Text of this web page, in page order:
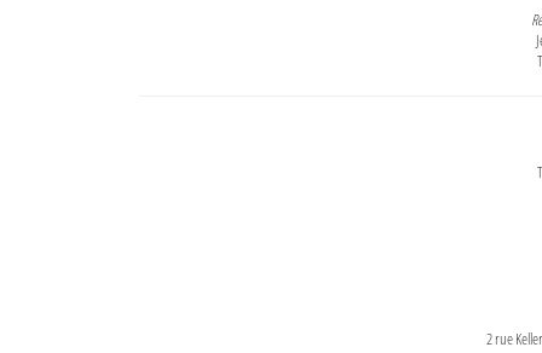
2 rue